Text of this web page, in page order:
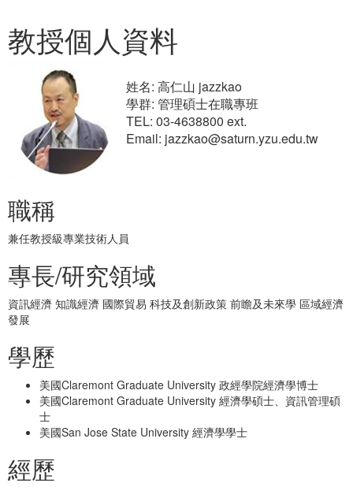
教授個人資料
姓名: 高仁山 jazzkao
學群: 管理碩士在職專班
TEL: 03-4638800 ext.
Email: jazzkao@saturn.yzu.edu.tw
職稱
兼任教授級專業技術人員
專長/研究領域
資訊經濟 知識經濟 國際貿易 科技及創新政策 前瞻及未來學 區域經濟
發展
學歷
美國Claremont Graduate University 政經學院經濟學博士
美國Claremont Graduate University 經濟學碩士、資訊管理碩
士
美國San Jose State University 經濟學學士
經歷